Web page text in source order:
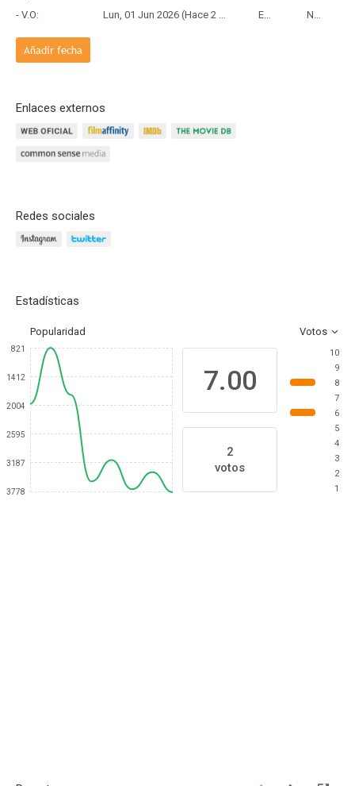
- V.O:
Lun, 01 Jun 2026 (Hace 2 meses y 4 días) Estreno Netflix
Añadir fecha
Enlaces externos
Redes sociales
Estadísticas
Popularidad Votos
821
1412
2004
2595
3187
3778
7.00
2
votos
10
9
8
7
6
5
4
3
2
1